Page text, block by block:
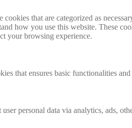
that are categorized as
how you use this website. These
your browsing experience.
that ensures basic functionalities
personal data via analytics, ads,